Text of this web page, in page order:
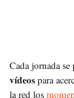
Cada jornada se
vídeos para
la red los